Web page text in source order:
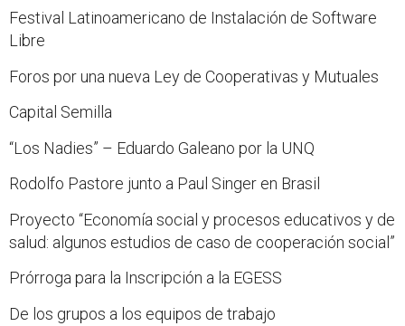
Festival Latinoamericano de Instalación de Software
Libre
Foros por una nueva Ley de Cooperativas y Mutuales
Capital Semilla
“Los Nadies” – Eduardo Galeano por la UNQ
Rodolfo Pastore junto a Paul Singer en Brasil
Proyecto “Economía social y procesos educativos y de
salud: algunos estudios de caso de cooperación social”
Prórroga para la Inscripción a la EGESS
De los grupos a los equipos de trabajo